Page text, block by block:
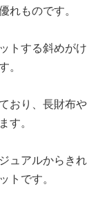
ものです。
トする斜めがけ
おり、長財布や
。
ュアルからきれ
トです。